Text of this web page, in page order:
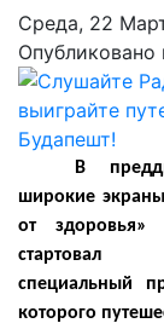
Среда, 22
Опубликовано
В
широкие
от здоровья»
специальный
которого